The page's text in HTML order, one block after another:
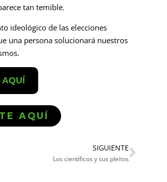
tan temible.
ideológico de las elecciones
una persona solucionará nuestros
AQUÍ
SIGUIENTE
Los científicos y sus pleitos